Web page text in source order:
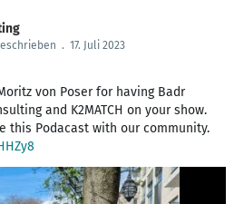
. 17. Juli 2023
von Poser for having Badr
and K2MATCH on your show.